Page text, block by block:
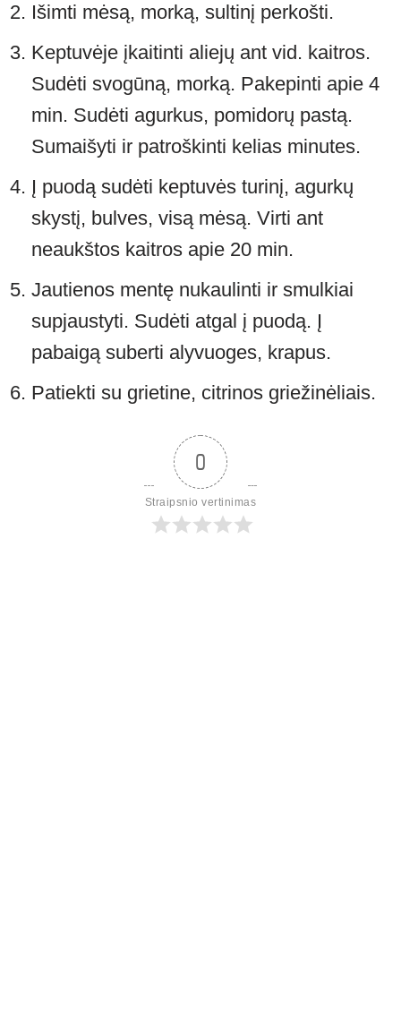
Išimti mėsą, morką, sultinį perkošti.
Keptuvėje įkaitinti aliejų ant vid. kaitros.
Sudėti svogūną, morką. Pakepinti apie 4
min. Sudėti agurkus, pomidorų pastą.
Sumaišyti ir patroškinti kelias minutes.
Į puodą sudėti keptuvės turinį, agurkų
skystį, bulves, visą mėsą. Virti ant
neaukštos kaitros apie 20 min.
Jautienos mentę nukaulinti ir smulkiai
supjaustyti. Sudėti atgal į puodą. Į
pabaigą suberti alyvuoges, krapus.
Patiekti su grietine, citrinos griežinėliais.
0
Straipsnio vertinimas